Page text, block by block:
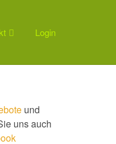
Login
und
uns auch